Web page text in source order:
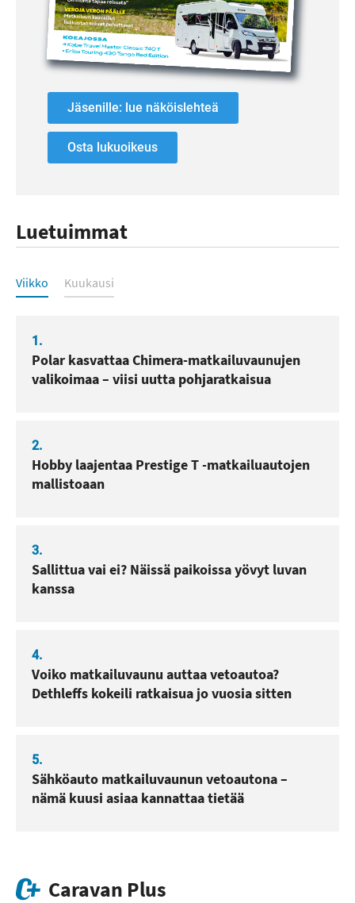
Jäsenille: lue näköislehteä
Osta lukuoikeus
Luetuimmat
Luetuimmat
Viikko Kuukausi
1.
Polar kasvattaa Chimera-matkailuvaunujen
valikoimaa – viisi uutta pohjaratkaisua
2.
Hobby laajentaa Prestige T -matkailuautojen
mallistoaan
3.
Sallittua vai ei? Näissä paikoissa yövyt luvan
kanssa
4.
Voiko matkailuvaunu auttaa vetoautoa?
Dethleffs kokeili ratkaisua jo vuosia sitten
5.
Sähköauto matkailuvaunun vetoautona –
nämä kuusi asiaa kannattaa tietää
Caravan Plus